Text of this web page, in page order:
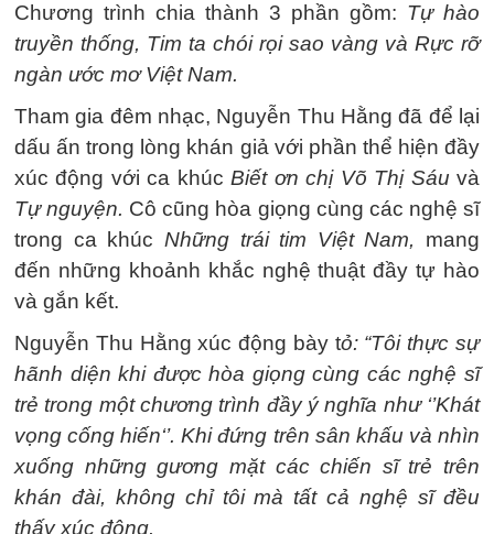
Chương trình chia thành 3 phần gồm: Tự hào
truyền thống, Tim ta chói rọi sao vàng và Rực rỡ
ngàn ước mơ Việt Nam.
Tham gia đêm nhạc, Nguyễn Thu Hằng đã để lại
dấu ấn trong lòng khán giả với phần thể hiện đầy
xúc động với ca khúcBiết ơn chị Võ Thị Sáu và
Tự nguyện. Cô cũng hòa giọng cùng các nghệ sĩ
trong ca khúc Những trái tim Việt Nam,
mang
đến những khoảnh khắc nghệ thuật đầy tự hào
và gắn kết.
Nguyễn Thu Hằng xúc động bày tỏ: “Tôi thực sự
hãnh diện khi được hòa giọng cùng các nghệ sĩ
trẻ trong một chương trình đầy ý nghĩa như ‘’Khát
vọng cống hiến‘’. Khi đứng trên sân khấu và nhìn
xuống những gương mặt các chiến sĩ trẻ trên
khán đài, không chỉ tôi mà tất cả nghệ sĩ đều
thấy xúc động.